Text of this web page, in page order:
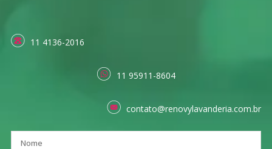
11 4136-2016
11 95911-8604
contato@renovylavanderia.com.br